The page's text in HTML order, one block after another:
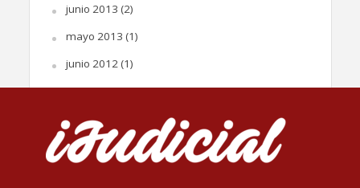
junio 2013 (2)
mayo 2013 (1)
junio 2012(1)